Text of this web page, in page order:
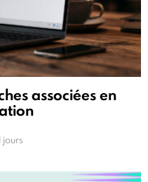
associées en
jours